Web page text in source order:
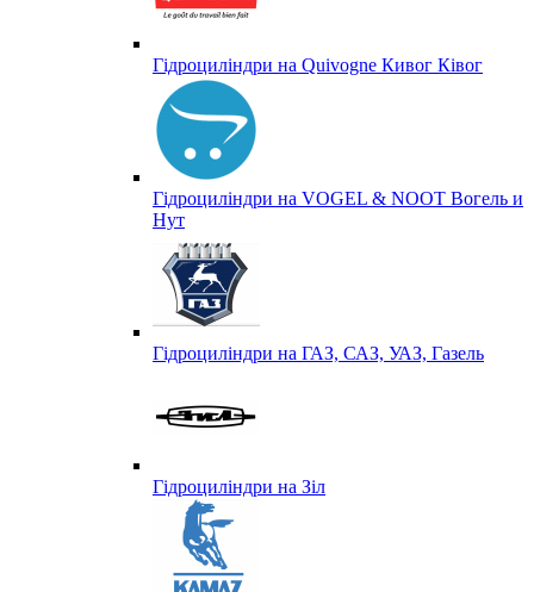
Гідроциліндри на Quivogne Кивог Ківог
Гідроциліндри на VOGEL & NOOT Вогель и
Нут
Гідроциліндри на ГАЗ, САЗ, УАЗ, Газель
Гідроциліндри на Зіл